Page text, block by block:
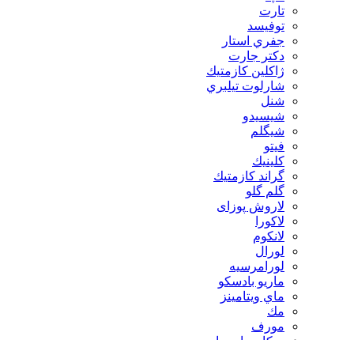
تارت
توفيسد
جفري استار
دكتر جارت
ژاكلين كازمتيك
شارلوت تيلبري
شنل
شيسيدو
شیگلم
فيتو
كلينيك
گراند كازمتيك
گلم گلو
لاروش پوزای
لاكورا
لانكوم
لورال
لورامرسيه
ماريو بادسكو
ماي ويتامينز
مك
مورف